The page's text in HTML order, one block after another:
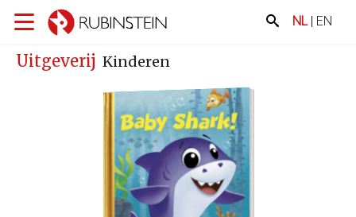
NL| EN
Uitgeverij Kinderen